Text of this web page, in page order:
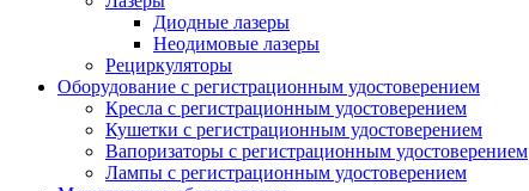
Диодные лазеры
Неодимовые лазеры
Рециркуляторы
Оборудование с регистрационным удостоверением
Кресла с регистрационным удостоверением
Кушетки с регистрационным удостоверением
Вапоризаторы с регистрационным удостоверением
Лампы с регистрационным удостоверением